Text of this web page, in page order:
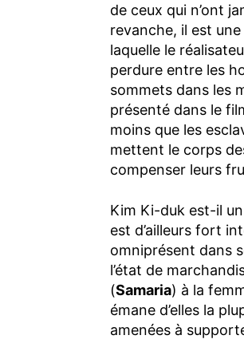
de ceux qui n’ont
revanche, il est
laquelle le
perdure entre les
sommets dans les
présenté dans le
moins que les
mettent le corps
compenser leurs
Kim Ki-duk est-il
est d’ailleurs fort
omniprésent dans
l’état de
(Samaria) à la
émane d’elles la
amenées à